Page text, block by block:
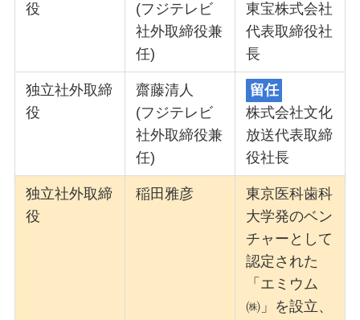
役
(フジテレビ
社外取締役兼
任)
東宝株式会社
代表取締役社
長
独立社外取締
役
齋藤清人
(フジテレビ
社外取締役兼
任)
留任
株式会社文化
放送代表取締
役社長
独立社外取締
役
稲田雅彦
東京医科歯科
大学発のベン
チャーとして
認定された
「エミウム
㈱」を設立、